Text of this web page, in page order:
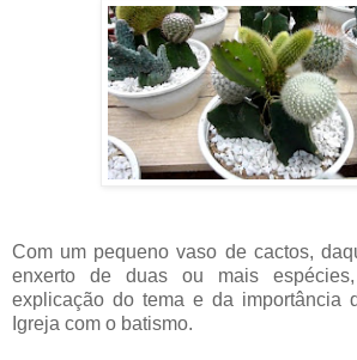
Com um pequeno vaso de cactos,
enxerto de duas ou mais
explicação do tema e da importância
Igreja com o batismo.